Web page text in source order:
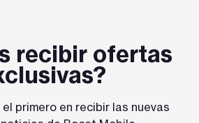
recibir ofertas
primero en recibir las nuevas